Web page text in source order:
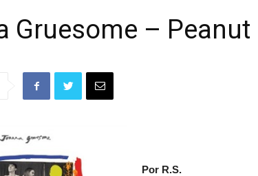
Gruesome –
Por R.S.